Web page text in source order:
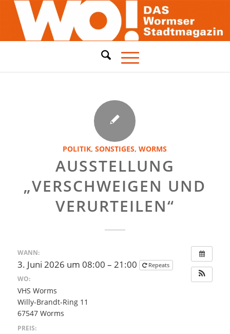
POLITIK,SONSTIGES,WORMS
AUSSTELLUNG
„VERSCHWEIGEN UND
VERURTEILEN“
WANN:
3. Juni 2026 um 08:00 – 21:00 Repeats
WO:
VHS Worms
Willy-Brandt-Ring 11
67547 Worms
PREIS: